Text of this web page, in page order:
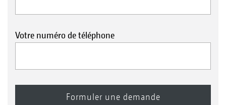
Votre numéro de téléphone